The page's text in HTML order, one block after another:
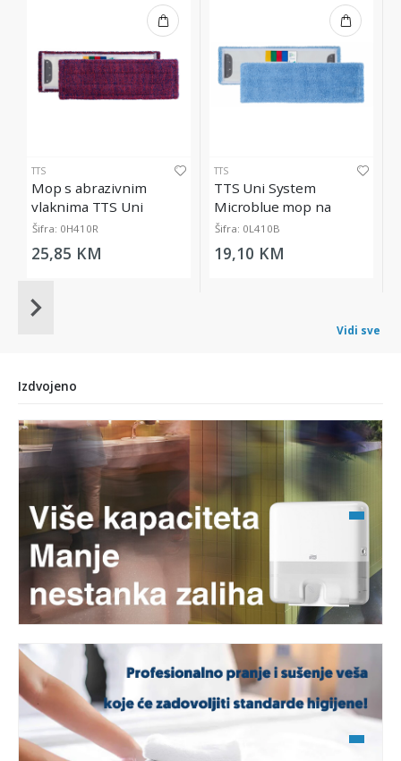
TTS
Mop s abrazivnim
vlaknima TTS Uni
System Ultrasafe, 40 cm
Šifra: 0H410R
25,85 KM
TTS
TTS Uni System
Microblue mop na
kopčanje, 40 cm
Šifra: 0L410B
19,10 KM
Item
Vidi sve
Izdvojeno